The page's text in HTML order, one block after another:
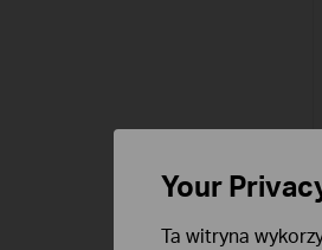
Your
Ta witryna